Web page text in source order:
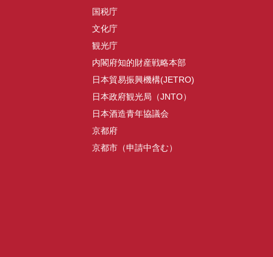
国税庁
文化庁
観光庁
内閣府知的財産戦略本部
日本貿易振興機構(JETRO)
日本政府観光局（JNTO）
日本酒造青年協議会
京都府
京都市（申請中含む）